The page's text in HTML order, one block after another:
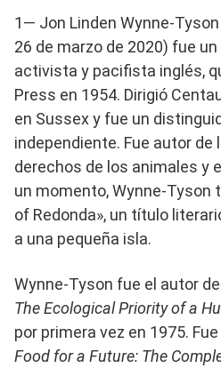
1— Jon Linden Wynne-
26 de marzo de 2020) fue
activista y pacifista inglés,
Press en 1954. Dirigió
en Sussex y fue un
independiente. Fue autor de
derechos de los animales y
un momento, Wynne-Tyson
of Redonda», un título
a una pequeña isla.
Wynne-Tyson fue el autor
The Ecological Priority of a
por primera vez en 1975.
Food for a Future: The